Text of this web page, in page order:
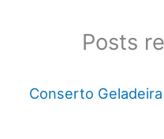
Posts
Conserto